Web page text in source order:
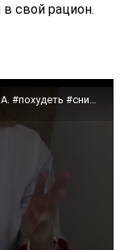
свой рацион.